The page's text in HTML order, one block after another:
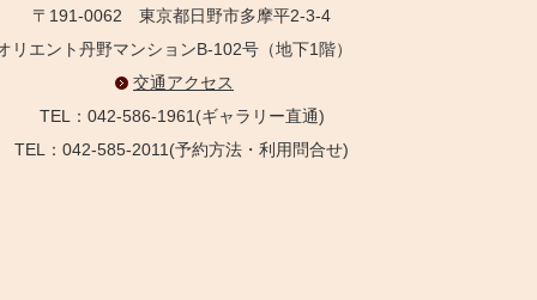
〒191-0062 東京都日野市多摩平2-3-4
リエント丹野マンションB-102号（地下1階）
交通アクセス
TEL：042-586-1961(ギャラリー直通)
：042-585-2011(予約方法・利用問合せ)